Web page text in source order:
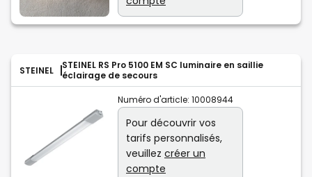
STEINEL
STEINEL RS Pro 5100 EM SC luminaire en saillie
éclairage de secours
Numéro d'article: 10008944
Pour découvrir vos
tarifs personnalisés,
veuillez créer un
compte